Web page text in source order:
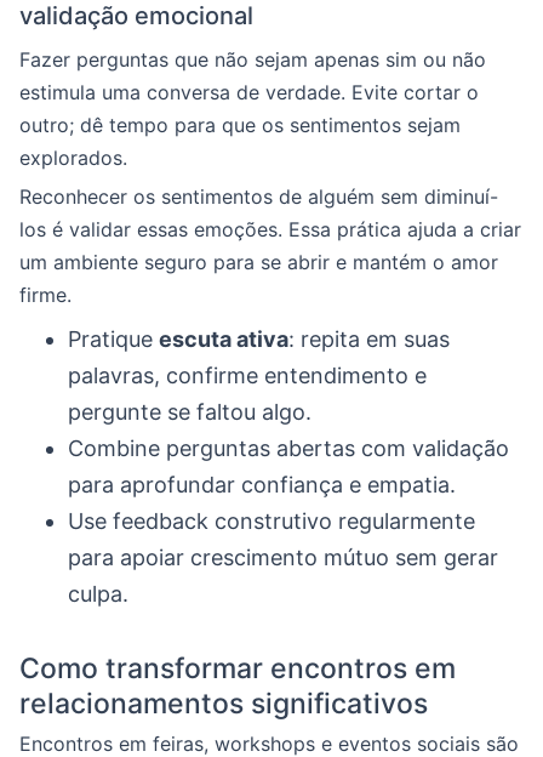
validação emocional
Fazer perguntas que não sejam apenas sim ou não
estimula uma conversa de verdade. Evite cortar o
outro; dê tempo para que os sentimentos sejam
explorados.
Reconhecer os sentimentos de alguém sem diminuí-
los é validar essas emoções. Essa prática ajuda a criar
um ambiente seguro para se abrir e mantém o amor
firme.
Pratique escuta ativa: repita em suas
palavras, confirme entendimento e
pergunte se faltou algo.
Combine perguntas abertas com validação
para aprofundar confiança e empatia.
Use feedback construtivo regularmente
para apoiar crescimento mútuo sem gerar
culpa.
Como transformar encontros em
relacionamentos significativos
Encontros em feiras, workshops e eventos sociais são